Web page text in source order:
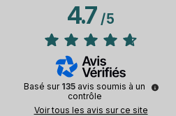
4.7/5
Basé sur 135 avis soumis à un
contrôle
Voir tous les avis sur ce site